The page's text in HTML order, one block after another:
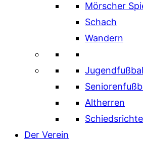
Mörscher
Schach
Wandern
Altherren
Der Verein